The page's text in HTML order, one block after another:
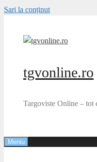
Sari la conținut
tgvonline.ro
Targoviste Online – tot
Meniu